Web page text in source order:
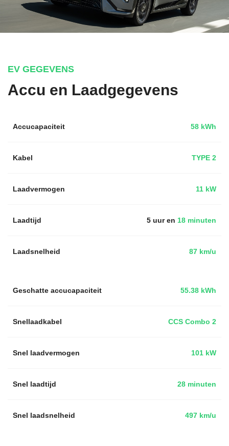
EV GEGEVENS
Accu en Laadgegevens
Accucapaciteit 58 kWh
Kabel TYPE 2
Laadvermogen 11 kW
Laadtijd 5 uur en 18 minuten
Laadsnelheid 87 km/u
55.38 kWh
Geschatte accucapaciteit
Snellaadkabel CCS Combo 2
Snel laadvermogen 101 kW
Snel laadtijd 28 minuten
Snel laadsnelheid 497 km/u